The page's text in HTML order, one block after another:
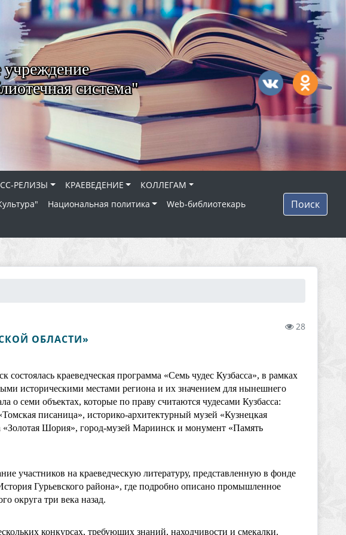
система"
РЕЛИЗЫ КРАЕВЕДЕНИЕ
КОЛЛЕГАМ
Национальная политика
Web-библиотекарь
Поиск
28
ОБЛАСТИ»
краеведческая программа «Семь чудес Кузбасса», в рамках
историческими местами региона и их значением для нынешнего
о семи объектах, которые по праву считаются чудесами Кузбасса:
писаница», историко-архитектурный музей «Кузнецкая
«Золотая Шория», город-музей Мариинск и монумент «Память
участников на краеведческую литературу, представленную в фонде
Гурьевского района», где подробно описано промышленное
округа три века назад.
конкурсах, требующих знаний, находчивости и смекалки.